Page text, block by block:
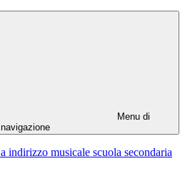
Menu di
navigazione
indirizzo musicale scuola secondaria